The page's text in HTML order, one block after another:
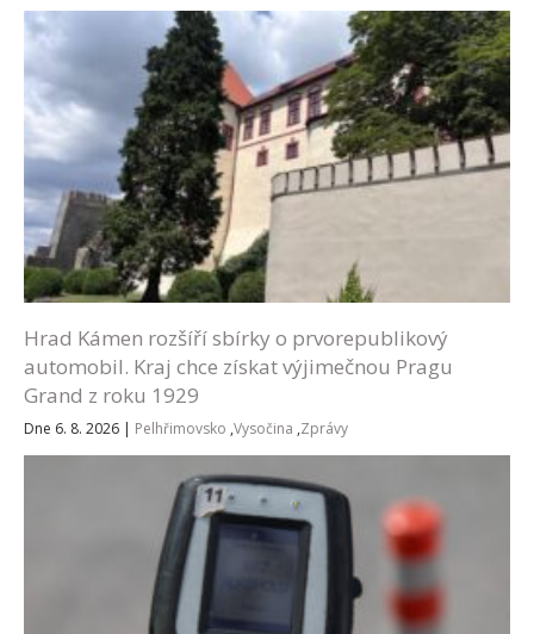
Hrad Kámen rozšíří sbírky o prvorepublikový
automobil. Kraj chce získat výjimečnou Pragu
Grand z roku 1929
Dne 6. 8. 2026 | Pelhřimovsko ,Vysočina ,Zprávy